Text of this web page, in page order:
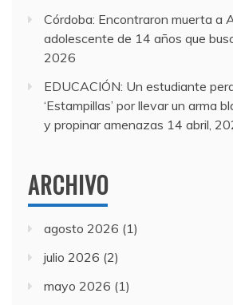
Córdoba: Encontraron muerta a
adolescente de 14 años que
2026
EDUCACIÓN: Un estudiante
‘Estampillas’ por llevar un arma
y propinar amenazas 14 abril,
ARCHIVO
agosto 2026 (1)
julio 2026 (2)
mayo 2026 (1)